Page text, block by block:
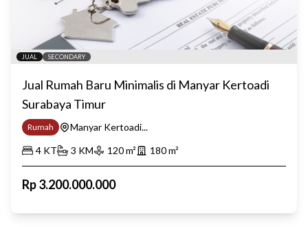
JUAL SECONDARY
Jual Rumah Baru Minimalis di Manyar Kertoadi
Surabaya Timur
Rumah
Manyar Kertoadi...
4 KT 3 KM 120m² 180m²
Rp3.200.000.000